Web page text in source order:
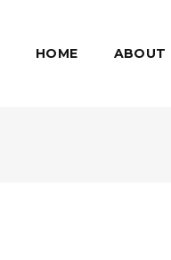
HOME ABOUT